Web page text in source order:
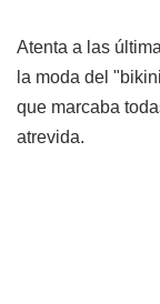
Atenta a las
la moda del
que marcaba
atrevida.